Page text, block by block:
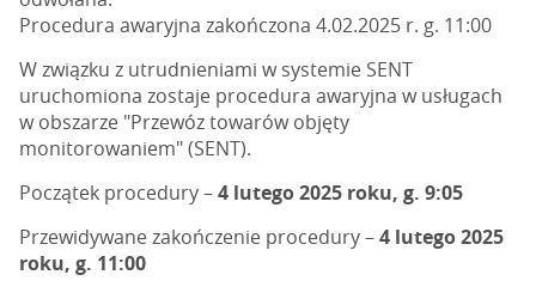
Procedura awaryjna zakończona 4.02.2025 r. g. 11:00
W związku z utrudnieniami w systemie SENT
uruchomiona zostaje procedura awaryjna w usługach
w obszarze "Przewóz towarów objęty
monitorowaniem" (SENT).
Początek procedury –4 lutego 2025 roku, g. 9:05
Przewidywane zakończenie procedury –4 lutego 2025
roku, g. 11:00